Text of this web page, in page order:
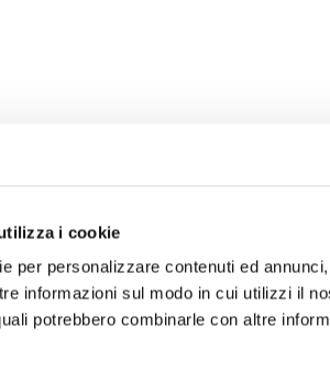
i cookie
per personalizzare contenuti ed
informazioni sul modo in cui utilizzi il
potrebbero combinarle con altre